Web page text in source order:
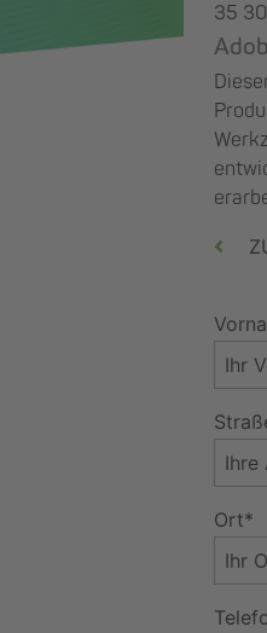
35
Ort*